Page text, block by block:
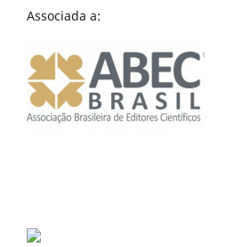
Associada a: